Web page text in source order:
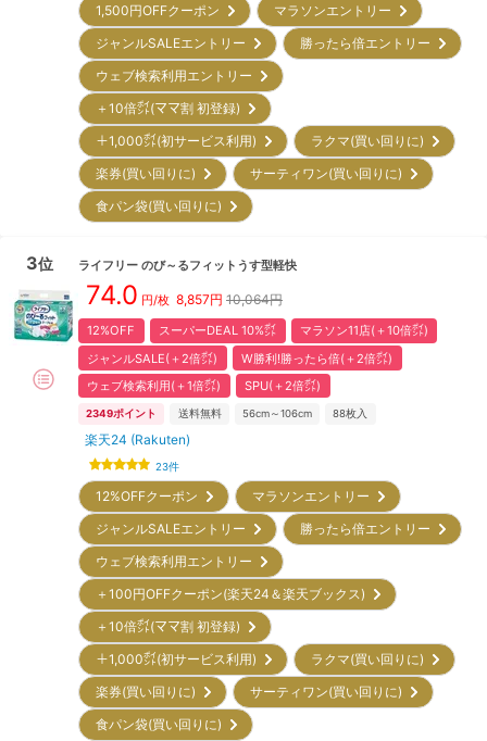
1,500円OFFクーポン
マラソンエントリー
ジャンルSALEエントリー
勝ったら倍エントリー
ウェブ検索利用エントリー
＋10倍㌽(ママ割 初登録)
＋1,000㌽(初サービス利用)
ラクマ(買い回りに)
楽券(買い回りに)
サーティワン(買い回りに)
食パン袋(買い回りに)
3位 ライフリー のび～るフィットうす型軽快
74.0 円/枚 8,857円 10,064円
12%OFF スーパーDEAL 10%㌽
マラソン11店(＋10倍㌽)
ジャンルSALE(＋2倍㌽)
W勝利!勝ったら倍(＋2倍㌽)
ウェブ検索利用(＋1倍㌽)
SPU(＋2倍㌽)
2349ポイント 送料無料 56cm～106cm 88枚入
楽天24 (Rakuten)
23件
12%OFFクーポン
マラソンエントリー
ジャンルSALEエントリー
勝ったら倍エントリー
ウェブ検索利用エントリー
＋100円OFFクーポン(楽天24＆楽天ブックス)
＋10倍㌽(ママ割 初登録)
＋1,000㌽(初サービス利用)
ラクマ(買い回りに)
楽券(買い回りに)
サーティワン(買い回りに)
食パン袋(買い回りに)